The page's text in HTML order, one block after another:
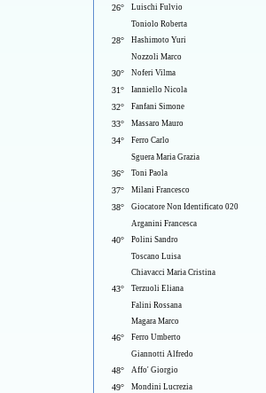
26° Luischi Fulvio
Toniolo Roberta
28° Hashimoto Yuri
Nozzoli Marco
30° Noferi Vilma
31° Ianniello Nicola
32° Fanfani Simone
33° Massaro Mauro
34° Ferro Carlo
Sguera Maria Grazia
36° Toni Paola
37° Milani Francesco
38° Giocatore Non Identificato 020
Arganini Francesca
40° Polini Sandro
Toscano Luisa
Chiavacci Maria Cristina
43° Terzuoli Eliana
Falini Rossana
Magara Marco
46° Ferro Umberto
Giannotti Alfredo
48° Affo' Giorgio
49° Mondini Lucrezia